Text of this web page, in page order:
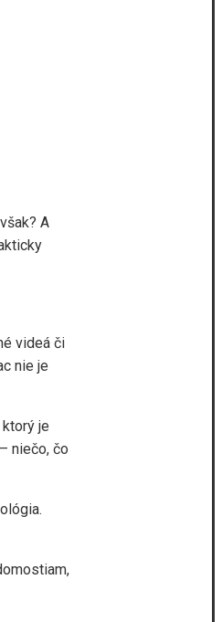
A
videá či
nie je
je
niečo, čo